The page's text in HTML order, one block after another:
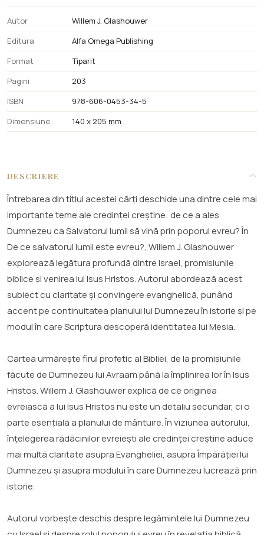
Autor
Willem J. Glashouwer
Editura
Alfa Omega Publishing
Format
Tiparit
Pagini
203
ISBN
978-606-0453-34-5
Dimensiune
140 x 205 mm
DESCRIERE
Întrebarea din titlul acestei cărți deschide una dintre cele mai
importante teme ale credinței creștine: de ce a ales
Dumnezeu ca Salvatorul lumii să vină prin poporul evreu? În
De ce salvatorul lumii este evreu?, Willem J. Glashouwer
explorează legătura profundă dintre Israel, promisiunile
biblice și venirea lui Isus Hristos. Autorul abordează acest
subiect cu claritate și convingere evanghelică, punând
accent pe continuitatea planului lui Dumnezeu în istorie și pe
modul în care Scriptura descoperă identitatea lui Mesia.
Cartea urmărește firul profetic al Bibliei, de la promisiunile
făcute de Dumnezeu lui Avraam până la împlinirea lor în Isus
Hristos. Willem J. Glashouwer explică de ce originea
evreiască a lui Isus Hristos nu este un detaliu secundar, ci o
parte esențială a planului de mântuire. În viziunea autorului,
înțelegerea rădăcinilor evreiești ale credinței creștine aduce
mai multă claritate asupra Evangheliei, asupra Împărăției lui
Dumnezeu și asupra modului în care Dumnezeu lucrează prin
istorie.
Autorul vorbește deschis despre legămintele lui Dumnezeu